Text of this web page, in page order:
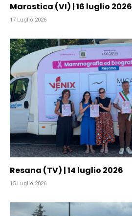
Marostica (VI) | 16 luglio 2026
17 Luglio 2026
Resana (TV) | 14 luglio 2026
15 Luglio 2026